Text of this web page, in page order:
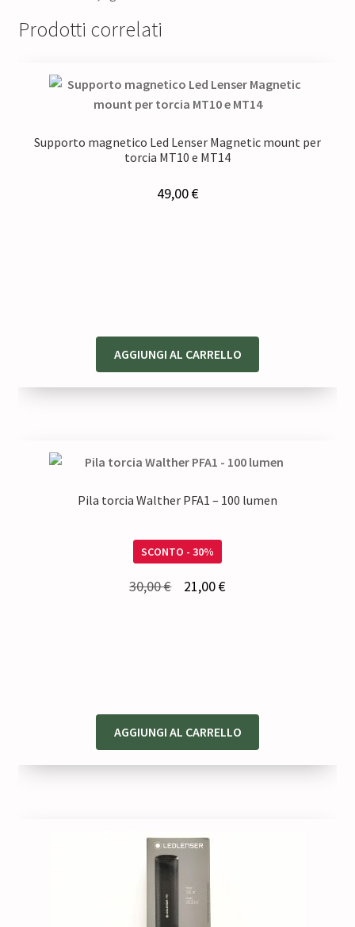
Prodotti correlati
Supporto magnetico Led Lenser Magnetic mount per
torcia MT10 e MT14
49,00€
AGGIUNGI AL CARRELLO
Pila torcia Walther PFA1 – 100 lumen
SCONTO - 30%
30,00€ 21,00€Il
AGGIUNGI AL CARRELLO